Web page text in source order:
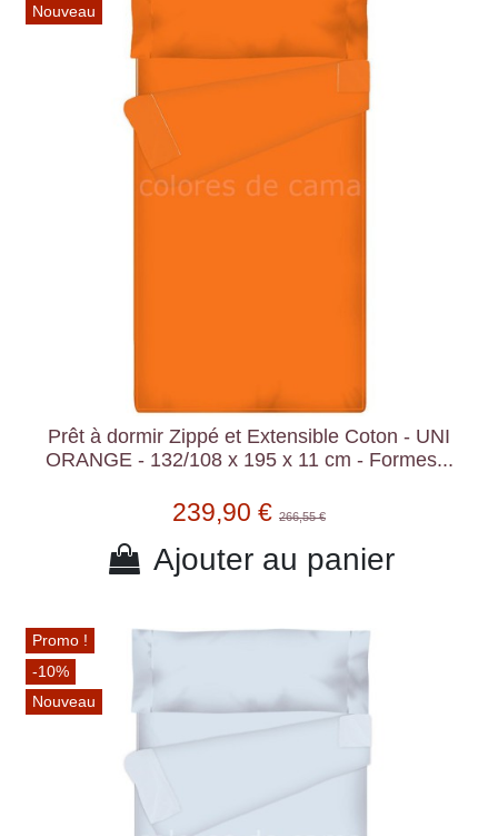
Nouveau
Prêt à dormir Zippé et Extensible Coton - UNI
ORANGE - 132/108 x 195 x 11 cm - Formes...
239,90 € 266,55 €
Ajouter au panier
Promo !
-10%
Nouveau